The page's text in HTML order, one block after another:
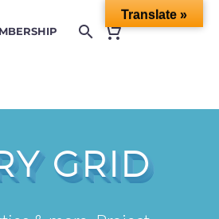
GRID
Translate »